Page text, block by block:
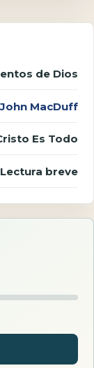
de Dios
John MacDuff
Es Todo
Lectura breve